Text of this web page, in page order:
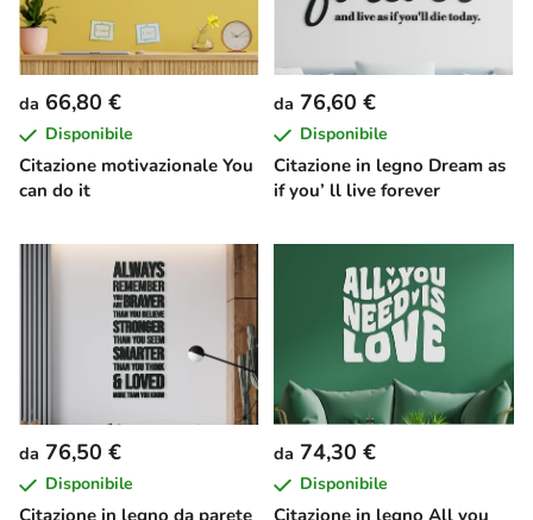
Citazione motivazionale You
can do it
da 66,80 €
Disponibile
Citazione in legno Dream as
if you’ ll live forever
da 76,60 €
Disponibile
Citazione in legno da parete
da 76,50 €
Disponibile
Citazione in legno All you
da 74,30 €
Disponibile